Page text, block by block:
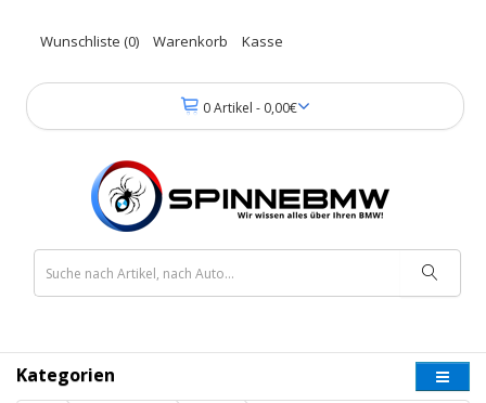
Wunschliste (0) Warenkorb Kasse
0 Artikel - 0,00€
Kategorien